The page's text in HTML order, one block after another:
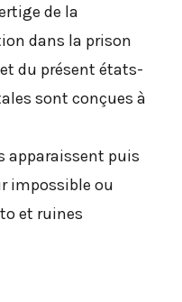
de la
dans la prison
du présent états-
sont conçues à
apparaissent puis
impossible ou
et ruines